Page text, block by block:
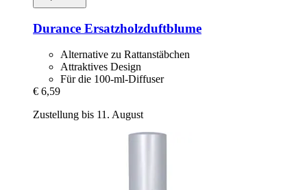
Durance Ersatzholzduftblume
Alternative zu Rattanstäbchen
Attraktives Design
Für die 100-ml-Diffuser
€ 6,59
Zustellung bis 11. August